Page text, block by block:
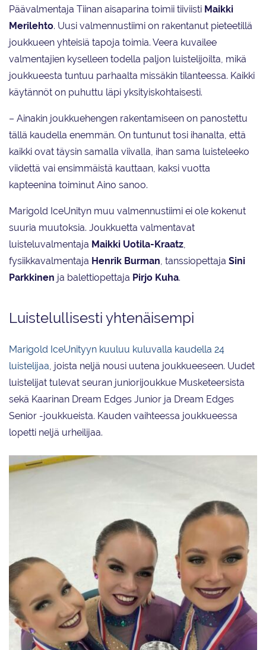
Päävalmentaja Tiinan aisaparina toimii tiiviisti Maikki
Merilehto. Uusi valmennustiimi on rakentanut pieteetillä
joukkueen yhteisiä tapoja toimia. Veera kuvailee
valmentajien kyselleen todella paljon luistelijoilta, mikä
joukkueesta tuntuu parhaalta missäkin tilanteessa. Kaikki
käytännöt on puhuttu läpi yksityiskohtaisesti.
– Ainakin joukkuehengen rakentamiseen on panostettu
tällä kaudella enemmän. On tuntunut tosi ihanalta, että
kaikki ovat täysin samalla viivalla, ihan sama luisteleeko
viidettä vai ensimmäistä kauttaan, kaksi vuotta
kapteenina toiminut Aino sanoo.
Marigold IceUnityn muu valmennustiimi ei ole kokenut
suuria muutoksia. Joukkuetta valmentavat
luisteluvalmentaja Maikki Uotila-Kraatz,
fysiikkavalmentaja Henrik Burman, tanssiopettaja Sini
Parkkinen ja balettiopettaja Pirjo Kuha.
Luistelullisesti yhtenäisempi
Marigold IceUnityyn kuuluu kuluvalla kaudella 24
luistelijaa, joista neljä nousi uutena joukkueeseen. Uudet
luistelijat tulevat seuran juniorijoukkue Musketeersista
sekä Kaarinan Dream Edges Junior ja Dream Edges
Senior -joukkueista. Kauden vaihteessa joukkueessa
lopetti neljä urheilijaa.